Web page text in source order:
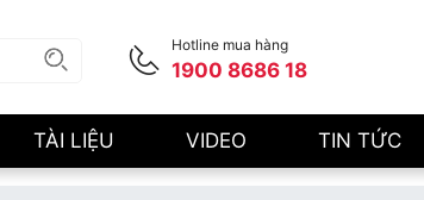
Hotline mua hàng
1900 8686 18
TÀI LIỆU VIDEO TIN TỨC